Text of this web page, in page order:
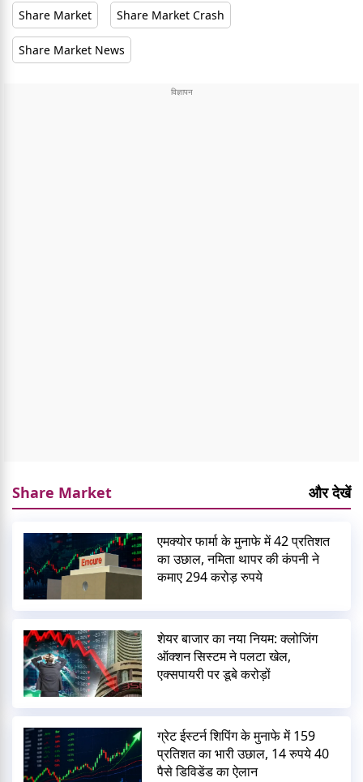
Share Market Share Market Crash
Share Market News
Share Market और देखें
एमक्योर फार्मा के मुनाफे में 42 प्रतिशत
का उछाल, नमिता थापर की कंपनी ने
कमाए 294 करोड़ रुपये
शेयर बाजार का नया नियम: क्लोजिंग
ऑक्शन सिस्टम ने पलटा खेल,
एक्सपायरी पर डूबे करोड़ों
ग्रेट ईस्टर्न शिपिंग के मुनाफे में 159
प्रतिशत का भारी उछाल, 14 रुपये 40
पैसे डिविडेंड का ऐलान